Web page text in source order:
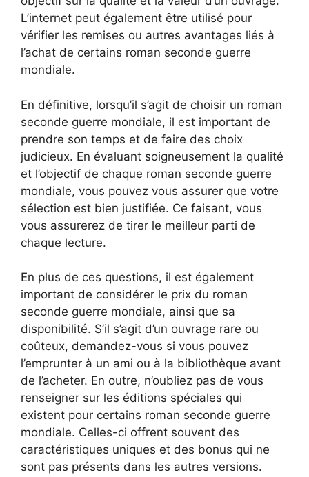
L’internet peut également être utilisé pour
vérifier les remises ou autres avantages liés à
l’achat de certains roman seconde guerre
mondiale.
En définitive, lorsqu’il s’agit de choisir un roman
seconde guerre mondiale, il est important de
prendre son temps et de faire des choix
judicieux. En évaluant soigneusement la qualité
et l’objectif de chaque roman seconde guerre
mondiale, vous pouvez vous assurer que votre
sélection est bien justifiée. Ce faisant, vous
vous assurerez de tirer le meilleur parti de
chaque lecture.
En plus de ces questions, il est également
important de considérer le prix du roman
seconde guerre mondiale, ainsi que sa
disponibilité. S’il s’agit d’un ouvrage rare ou
coûteux, demandez-vous si vous pouvez
l’emprunter à un ami ou à la bibliothèque avant
de l’acheter. En outre, n’oubliez pas de vous
renseigner sur les éditions spéciales qui
existent pour certains roman seconde guerre
mondiale. Celles-ci offrent souvent des
caractéristiques uniques et des bonus qui ne
sont pas présents dans les autres versions.